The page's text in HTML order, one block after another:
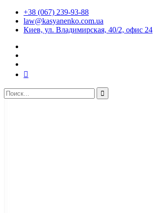
+38 (067) 239-93-88
law@kasyanenko.com.ua
Киев, ул. Владимирская, 40/2, офис 24